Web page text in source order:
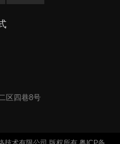
区四巷8号